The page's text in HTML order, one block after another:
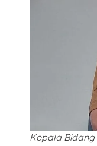
Kepala